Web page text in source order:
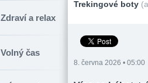
Zdraví a relax
Volný čas
Trekingové boty
8. června 2026 • 05:00